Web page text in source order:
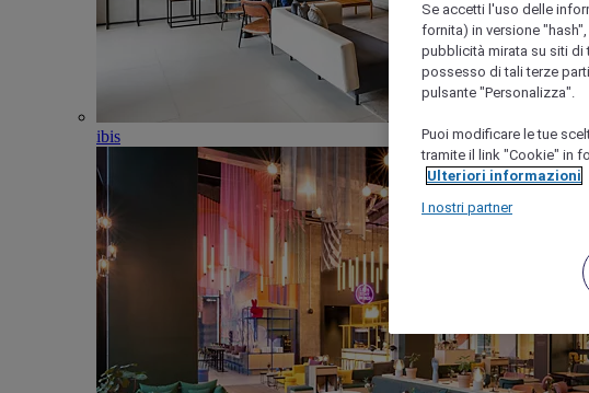
ibis
Se accetti l'uso delle
fornita) in versione
pubblicità mirata su siti di
possesso di tali terze
pulsante "Personalizza".
Puoi modificare le tue
tramite il link "Cookie" in
Ulteriori informazioni
I nostri partner